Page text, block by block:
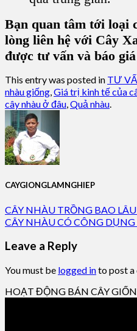
Bạn quan tâm tới loại
lòng liên hệ với Cây
được tư vấn và báo
This entry was posted in TƯ
nhàu giống,Giá trị kinh tế của
cây nhàu ở đâu,Quả nhàu.
CAYGIONGLAMNGHIEP
CÂY NHÀU TRỒNG BAO
CÂY NHÀU CÓ CÔNG DỤNG
Leave a Reply
You must be logged into post a
HOẠT ĐỘNG BÁN CÂY